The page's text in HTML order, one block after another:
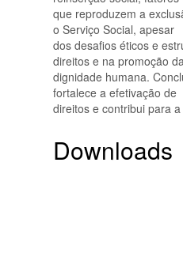
que reproduzem a
o Serviço Social, apesar
dos desafios éticos e
direitos e na promoção
dignidade humana.
fortalece a efetivação de
direitos e contribui para
Downloads